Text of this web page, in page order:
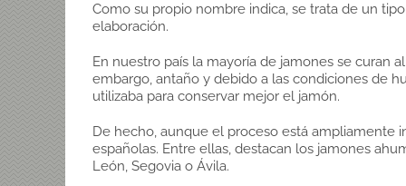
Como su propio nombre indica, se trata de un
elaboración.
En nuestro país la mayoría de jamones se curan
embargo, antaño y debido a las condiciones de
utilizaba para conservar mejor el jamón.
De hecho, aunque el proceso está ampliamente
españolas. Entre ellas, destacan los jamones
León, Segovia o Ávila.